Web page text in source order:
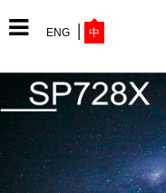
ENG 中
网站首页
公司简介